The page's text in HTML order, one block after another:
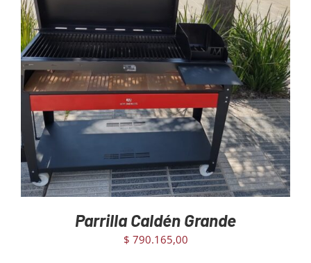
AGREGAR AL CARRITO / DETAILS
Parrilla Caldén Grande
$ 790.165,00